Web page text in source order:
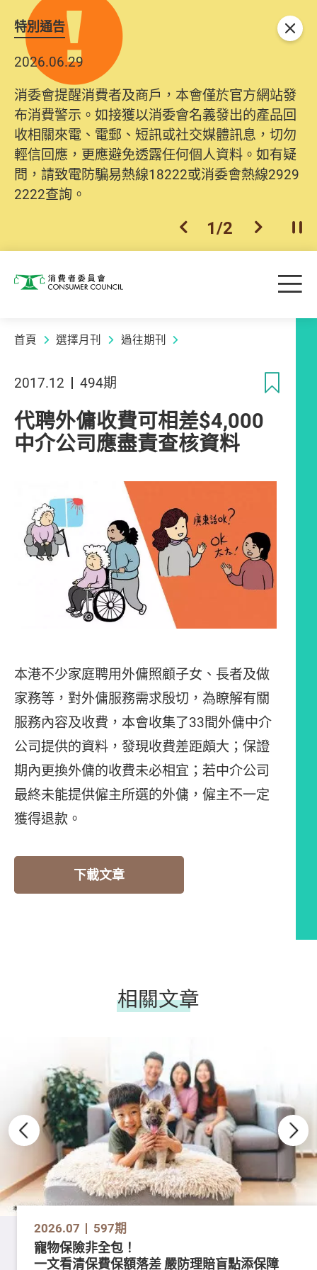
特別通告
2026.06.29
消委會提醒消費者及商戶，本會僅於官方網站發
布消費警示。如接獲以消委會名義發出的產品回
收相關來電、電郵、短訊或社交媒體訊息，切勿
輕信回應，更應避免透露任何個人資料。如有疑
問，請致電防騙易熱線18222或消委會熱線2929
2222查詢。
上一個
1/2 下一個開
關閉
消費者委員會 目
首頁 選擇月刊 過往期刊
2017.12 494期
代聘外傭收費可相差$4,000
中介公司應盡責查核資料
本港不少家庭聘用外傭照顧子女、長者及做
家務等，對外傭服務需求殷切，為瞭解有關
服務內容及收費，本會收集了33間外傭中介
公司提供的資料，發現收費差距頗大；保證
期內更換外傭的收費未必相宜；若中介公司
最終未能提供僱主所選的外傭，僱主不一定
獲得退款。
下載文章
相關文章
2026.07 597期
寵物保險非全包！
一文看清保費保額落差 嚴防理賠盲點添保障